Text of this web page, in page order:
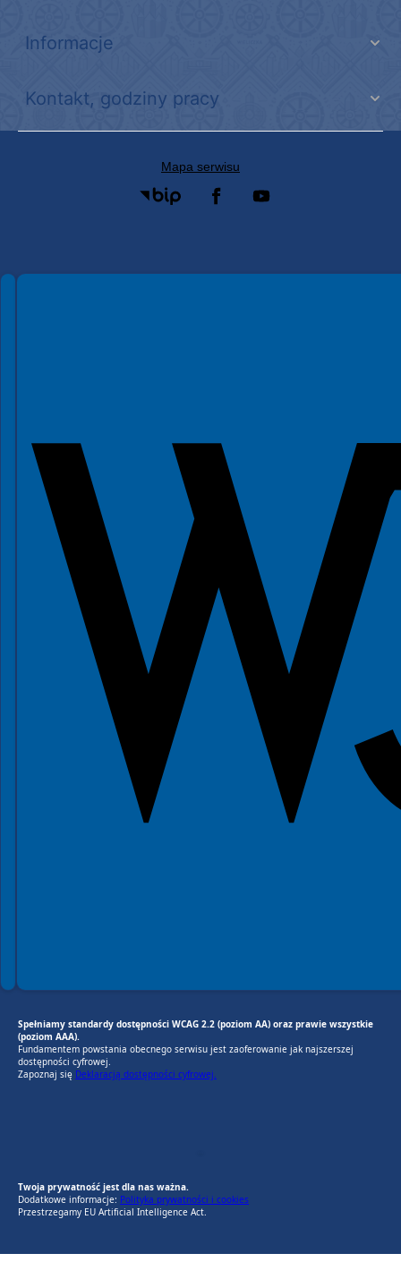
Informacje
Kontakt, godziny pracy
Mapa serwisu
Spełniamy standardy WCAG 2.2
Spełniamy standardy W3C
Spełniamy standardy dostępności WCAG 2.2 (poziom AA) oraz prawie wszystkie
(poziom AAA).
Fundamentem powstania obecnego serwisu jest zaoferowanie jak najszerszej
dostępności cyfrowej.
Zapoznaj się Deklaracją dostępności cyfrowej.
Twoja prywatność jest dla nas ważna.
Dodatkowe informacje: Polityka prywatności i cookies
Przestrzegamy EU Artificial Intelligence Act.